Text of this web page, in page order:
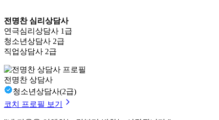
전명찬 심리상담사
연극심리상담사 1급
청소년상담사 2급
직업상담사 2급
전명찬 상담사
청소년상담사(2급)
코치 프로필 보기